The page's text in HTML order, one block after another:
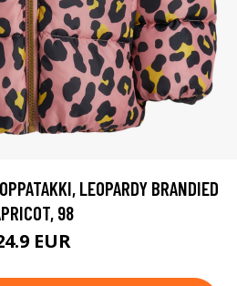
LEOPARDY BRANDIED
98
EUR